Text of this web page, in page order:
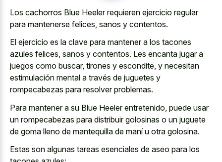
Los cachorros Blue Heeler requieren ejercicio regular
para mantenerse felices, sanos y contentos.
El ejercicio es la clave para mantener a los tacones
azules felices, sanos y contentos. Les encanta jugar a
juegos como buscar, tirones y escondite, y necesitan
estimulación mental a través de juguetes y
rompecabezas para resolver problemas.
Para mantener a su Blue Heeler entretenido, puede usar
un rompecabezas para distribuir golosinas o un juguete
de goma lleno de mantequilla de maní u otra golosina.
Estas son algunas tareas esenciales de aseo para los